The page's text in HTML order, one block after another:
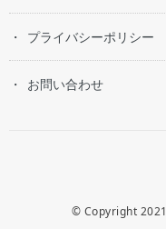
プライバシーポリシー
お問い合わせ
© Copyright 2021